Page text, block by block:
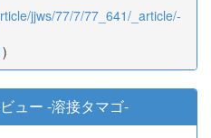
jjws/77/7/77_641/_article/-
)
ュー -溶接タマゴ-